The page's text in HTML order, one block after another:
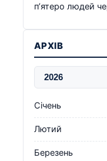
п’ятеро людей
АРХІВ
Січень
Лютий
Березень